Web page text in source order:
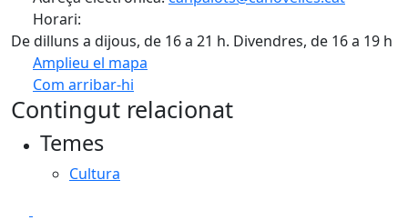
Horari:
De dilluns a dijous, de 16 a 21 h. Divendres, de 16 a 19 h
Amplieu el mapa
Com arribar-hi
+
Contingut relacionat
Temes
Cultura